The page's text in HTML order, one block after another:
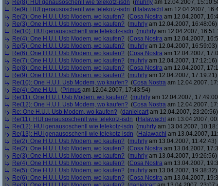
Re(8): HUI genausoschenll wie telekotz-isdn (muhrly am 12.04.2007,
Re(9): HUI genausoschenll wie telekotz-isdn (Halawachl am 12.04.2007,
Re(2): One H.U.I. Usb Modem, wo kaufen? (Cosa Nostra am 12.04.2007,
Re(3): One H.U.I. Usb Modem, wo kaufen? (muhrly am 12.04.2007, 16:48:06)
Re(10): HUI genausoschenll wie telekotz-isdn (muhrly am 12.04.2007,
Re(4): One H.U.I. Usb Modem, wo kaufen? (Cosa Nostra am 12.04.2007,
Re(5): One H.U.I. Usb Modem, wo kaufen? (muhrly am 12.04.2007, 16:59:03)
Re(6): One H.U.I. Usb Modem, wo kaufen? (Cosa Nostra am 12.04.2007,
Re(7): One H.U.I. Usb Modem, wo kaufen? (muhrly am 12.04.2007, 17:12:16)
Re(8): One H.U.I. Usb Modem, wo kaufen? (Cosa Nostra am 12.04.2007,
Re(9): One H.U.I. Usb Modem, wo kaufen? (muhrly am 12.04.2007, 17:19:21)
Re(10): One H.U.I. Usb Modem, wo kaufen? (Cosa Nostra am 12.04.2007,
Re(4): One H.U.I. (Primus am 12.04.2007, 17:43:54)
Re(11): One H.U.I. Usb Modem, wo kaufen? (muhrly am 12.04.2007,
Re(12): One H.U.I. Usb Modem, wo kaufen? (Cosa Nostra am 12.04.2007,
Re: One H.U.I. Usb Modem, wo kaufen? (danielcart am 12.04.2007, 23:20:56)
Re(11): HUI genausoschenll wie telekotz-isdn (Halawachl am 13.04.2007,
Re(12): HUI genausoschenll wie telekotz-isdn (muhrly am 13.04.2007,
Re(13): HUI genausoschenll wie telekotz-isdn (Halawachl am 13.04.2007,
Re(2): One H.U.I. Usb Modem, wo kaufen? (muhrly am 13.04.2007, 11:42:43)
Re(2): One H.U.I. Usb Modem, wo kaufen? (Cosa Nostra am 13.04.2007,
Re(3): One H.U.I. Usb Modem, wo kaufen? (muhrly am 13.04.2007, 19:26:56)
Re(4): One H.U.I. Usb Modem, wo kaufen? (Cosa Nostra am 13.04.2007,
Re(5): One H.U.I. Usb Modem, wo kaufen? (muhrly am 13.04.2007, 19:38:32)
Re(6): One H.U.I. Usb Modem, wo kaufen? (Cosa Nostra am 13.04.2007,